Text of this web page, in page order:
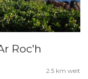
Roc'h
2.5 km weit